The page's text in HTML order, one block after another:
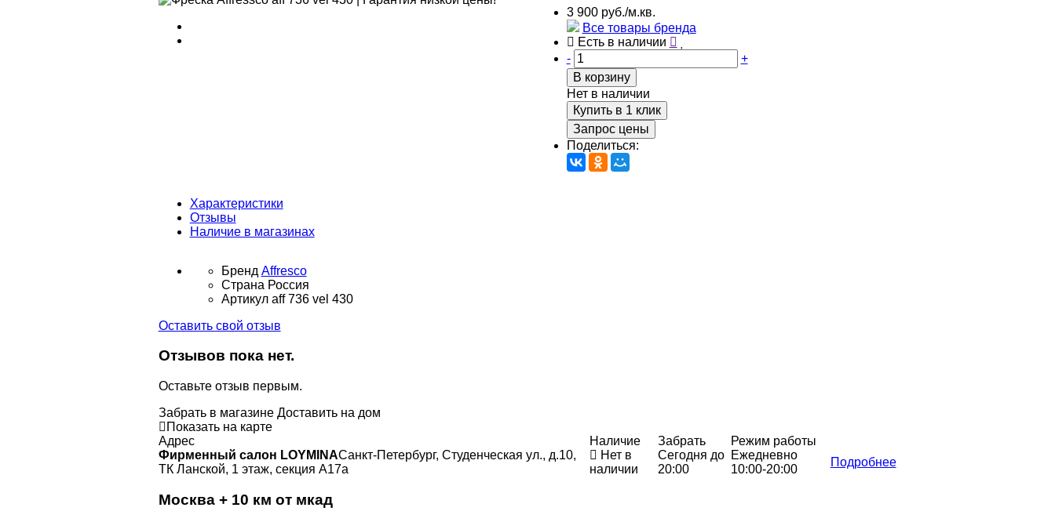
3 900 руб./м.кв.
Все товары бренда
Есть в наличии
-
+
В корзину
Нет в наличии
Купить в 1 клик
Запрос цены
Поделиться:
Характеристики
Отзывы
Наличие в магазинах
Бренд Affresco
Страна Россия
Артикул aff 736 vel 430
Оставить свой отзыв
Отзывов пока нет.
Оставьте отзыв первым.
Забрать в магазине Доставить на дом
Показать на карте
Адрес
Наличие Забрать
Режим работы
Фирменный салон LOYMINAСанкт-Петербург, Студенческая ул., д.10,
ТК Ланской, 1 этаж, секция А17а
Нет в
наличии
Сегодня до
20:00
Ежедневно
10:00-20:00
Подробнее
Москва + 10 км от мкад